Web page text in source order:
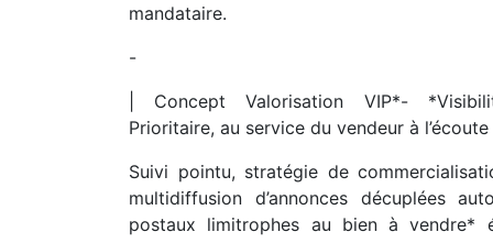
mandataire.
-
| Concept Valorisation VIP*-
Prioritaire, au service du vendeur à l’écoute
Suivi pointu, stratégie de
multidiffusion d’annonces décuplées
postaux limitrophes au bien à vendre*